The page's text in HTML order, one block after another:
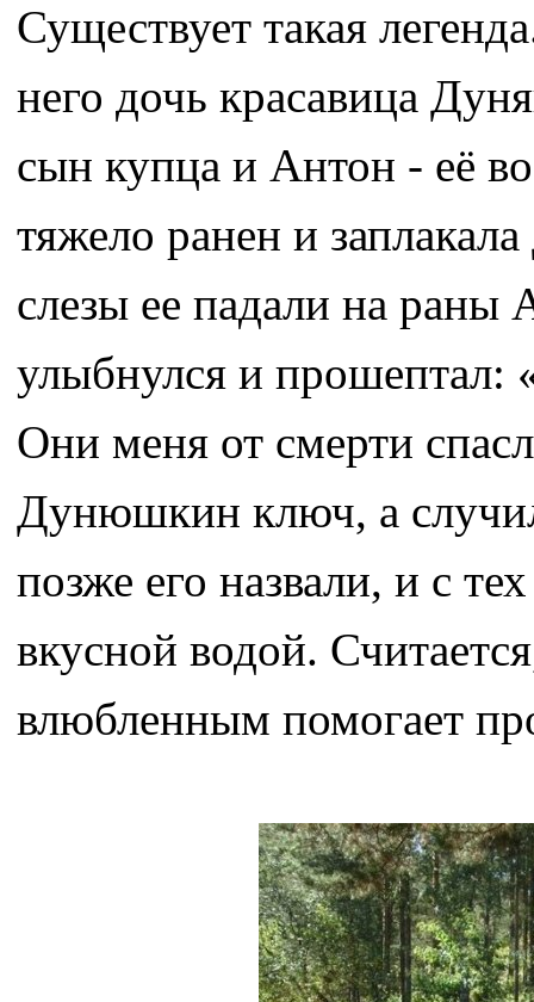
Существует такая
него дочь красавица
сын купца и Антон - её
тяжело ранен и
слезы ее падали на раны
улыбнулся и прошептал:
Они меня от смерти
Дунюшкин ключ, а
позже его назвали, и с
вкусной водой.
влюбленным помогает